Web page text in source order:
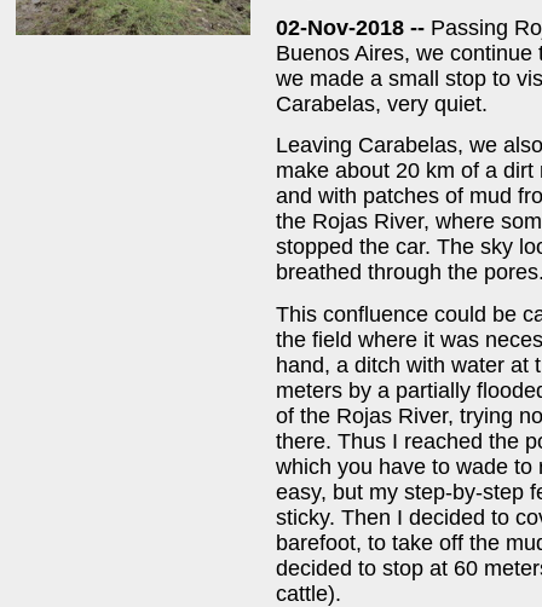
02-Nov-2018 -- Passing
Buenos Aires, we
we made a small stop to
Carabelas, very quiet.
Leaving Carabelas, we
make about 20 km of a
and with patches of mud
the Rojas River, where
stopped the car. The sky
breathed through the
This confluence could be
the field where it was
hand, a ditch with water at
meters by a partially
of the Rojas River, trying
there. Thus I reached the
which you have to wade
easy, but my step-by-step
sticky. Then I decided to
barefoot, to take off the
decided to stop at 60
cattle).